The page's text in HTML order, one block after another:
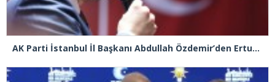
AK Parti İstanbul İl Başkanı Abdullah Özdemir’den Ertuğrul Özkök’e “Franco” tepkisi